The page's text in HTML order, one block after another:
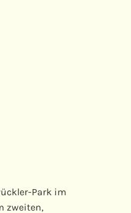
Park im
zweiten,